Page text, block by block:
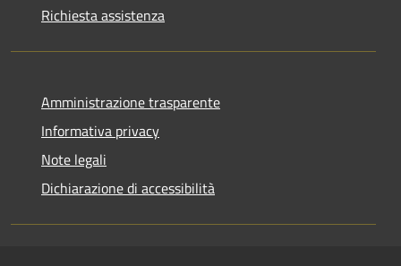
Richiesta assistenza
Amministrazione trasparente
Informativa privacy
Note legali
Dichiarazione di accessibilità